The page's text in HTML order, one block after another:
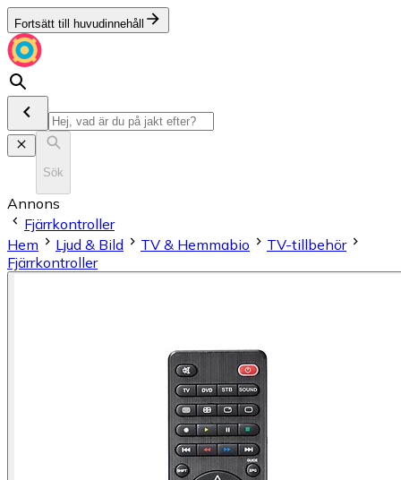
Fortsätt till huvudinnehåll
Sök
Annons
Fjärrkontroller
Hem
Ljud & Bild TV & Hemmabio
TV-tillbehör
Fjärrkontroller